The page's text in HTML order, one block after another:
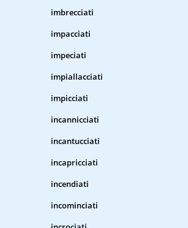
imbrecciati
impacciati
impeciati
impiallacciati
impicciati
incannicciati
incantucciati
incapricciati
incendiati
incominciati